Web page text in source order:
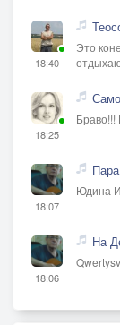
18:40
Это
18:25
Браво!!!
18:07
Юдина
18:06
На